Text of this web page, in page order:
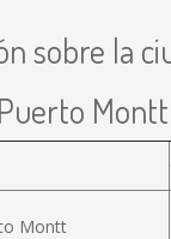
sobre la
Montt